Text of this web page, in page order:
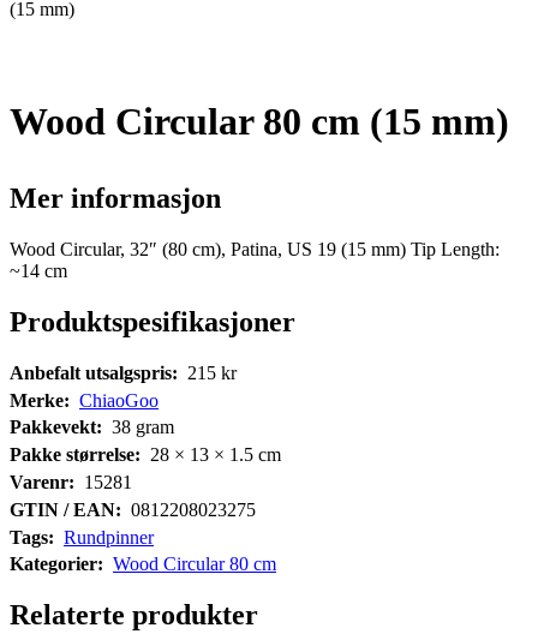
(15 mm)
Wood Circular 80 cm (15 mm)
Mer informasjon
Wood Circular, 32″ (80 cm), Patina, US 19 (15 mm) Tip Length:
~14 cm
Produktspesifikasjoner
Anbefalt utsalgspris: 215 kr
Merke: ChiaoGoo
Pakkevekt: 38 gram
Pakke størrelse: 28 × 13 × 1.5 cm
Varenr: 15281
GTIN / EAN: 0812208023275
Tags: Rundpinner
Kategorier: Wood Circular 80 cm
Relaterte produkter